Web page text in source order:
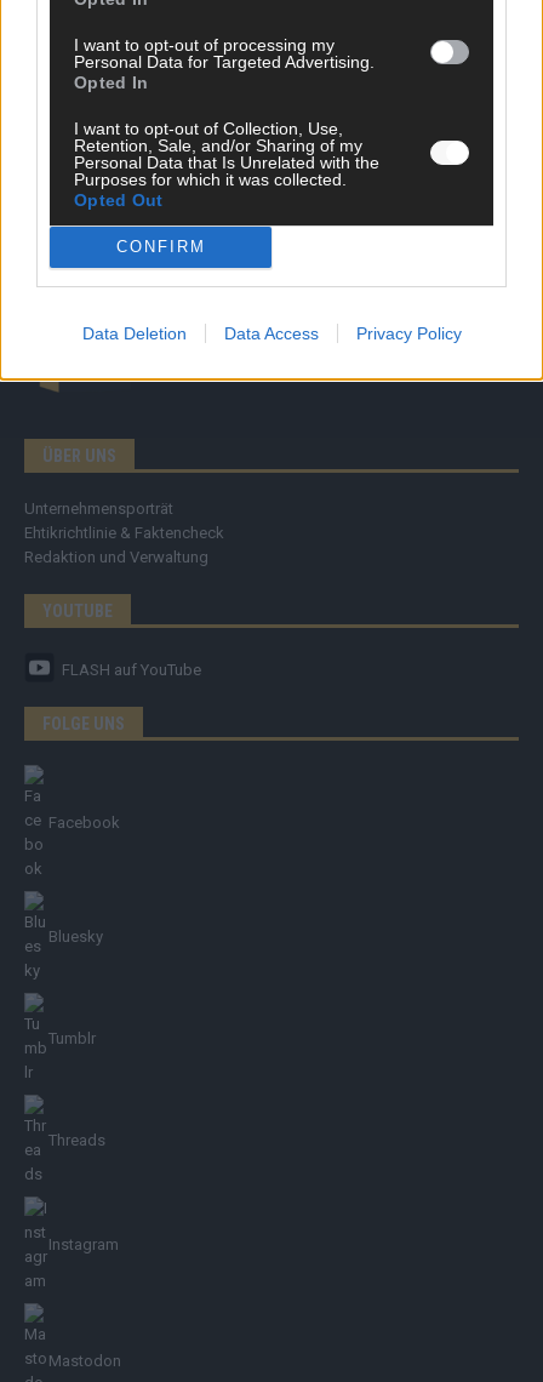
I want to opt-out of processing my
Personal Data for Targeted Advertising.
Opted In
I want to opt-out of Collection, Use,
Retention, Sale, and/or Sharing of my
Personal Data that Is Unrelated with the
Purposes for which it was collected.
Opted Out
CONFIRM
Data Deletion Data Access Privacy Policy
Money Matters
Tipps & Tricks
Specials
Meinung
Streams & Storys
Eurovision
FLASH – DAS VIDEOPORTAL
ÜBER UNS
Unternehmensporträt
Ehtikrichtlinie & Faktencheck
Redaktion und Verwaltung
YOUTUBE
FLASH auf YouTube
FOLGE UNS
Facebook
Bluesky
Tumblr
Threads
Instagram
Mastodon